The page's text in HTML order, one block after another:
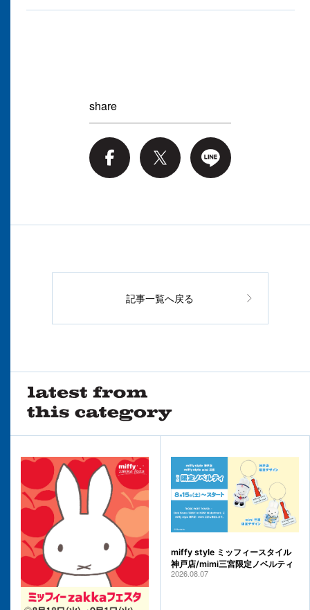
share
記事一覧へ戻る
miffy style ミッフィースタイル
神戸店/mimi三宮限定ノベルティ
2026.08.07